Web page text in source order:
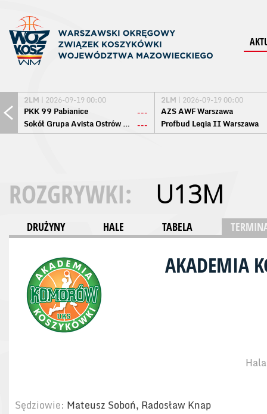
2LM | 2026-09-19 00:00
PKK 99 Pabianice
---
Sokół Grupa Avista Ostrów Maz. ---
2LM | 2026-09-19 00:00
AZS AWF Warszawa
Profbud Legia II Warszawa
ROZGRYWKI: U13M
DRUŻYNY HALE TABELA
AKADEMIA
Sędziowie: Mateusz Soboń, Radosław Knap